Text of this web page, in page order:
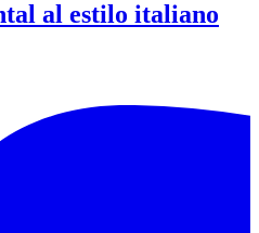
al estilo italiano